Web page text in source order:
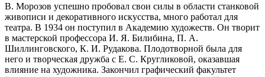
В. Морозов успешно пробовал свои силы в области станковой
живописи и декоративного искусства, много работал для
театра. В 1934 он поступил в Академию художеств. Он творит
в мастерской профессора И. Я. Билибина, П. А.
Шиллинговского, К. И. Рудакова. Плодотворной была для
него и творческая дружба с Е. С. Кругликовой, оказавшая
влияние на художника. Закончил графический факультет